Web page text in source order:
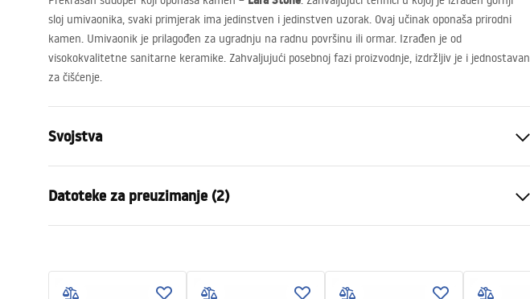
sloj umivaonika, svaki primjerak ima jedinstven i jedinstven uzorak. Ovaj učinak oponaša prirodni
kamen. Umivaonik je prilagođen za ugradnju na radnu površinu ili ormar. Izrađen je od
visokokvalitetne sanitarne keramike. Zahvaljujući posebnoj fazi proizvodnje, izdržljiv je i jednostavan
za čišćenje.
Svojstva
Materijal
Boja
Imitacija kamena
Datoteke za preuzimanje (2)
Warranty_Terms_and_Conditions_
Basins_-_5.pdf